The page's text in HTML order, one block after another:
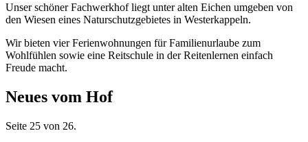
Unser schöner Fachwerkhof liegt unter alten Eichen umgeben von
den Wiesen eines Naturschutzgebietes in Westerkappeln.
Wir bieten vier Ferienwohnungen für Familienurlaube zum
Wohlfühlen sowie eine Reitschule in der Reitenlernen einfach
Freude macht.
Neues vom Hof
Seite 25 von 26.